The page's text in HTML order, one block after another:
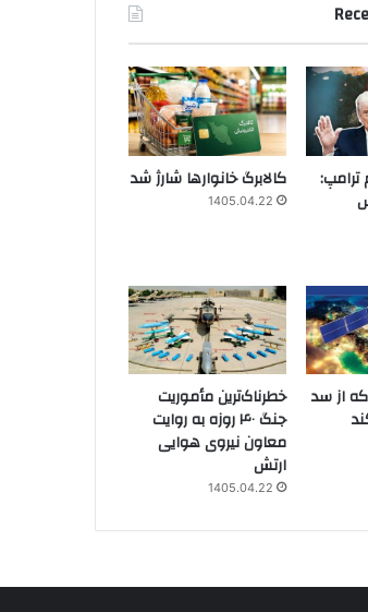
ترامپ:
کالابرگ خانوارها شارژ شد
1405.04.22
از سد
خطرناک‌ترین مأموریت
جنگ ۴۰ روزه به روایت
معاون نیروی هوایی
ارتش
1405.04.22